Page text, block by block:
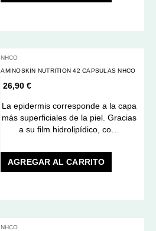
NHCO
AMINOSKIN NUTRITION 42 CAPSULAS NHCO
26,90 €
La epidermis corresponde a la capa
más superficiales de la piel. Gracias
a su film hidrolipídico, co…
AGREGAR AL CARRITO
NHCO